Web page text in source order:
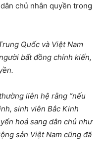
chủ nhân quyền trong
Quốc và Việt Nam
bất đồng chính kiến,
liên hệ rằng “nếu
sinh viên Bắc Kinh
hoá sang dân chủ như
sản Việt Nam cũng đã